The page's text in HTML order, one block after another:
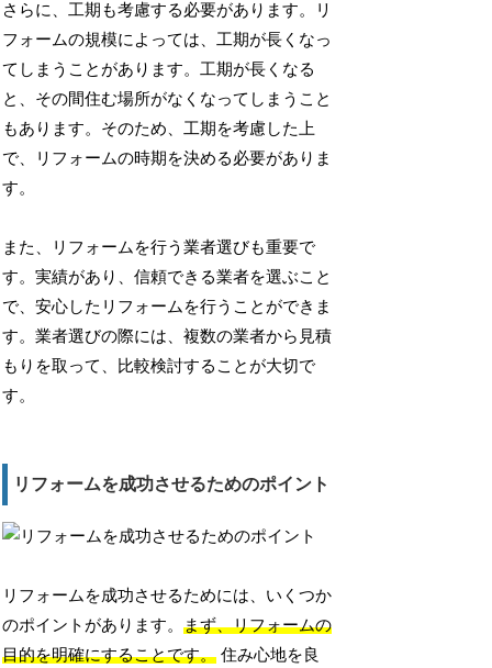
さらに、工期も考慮する必要があります。リ
フォームの規模によっては、工期が長くなっ
てしまうことがあります。工期が長くなる
と、その間住む場所がなくなってしまうこと
もあります。そのため、工期を考慮した上
で、リフォームの時期を決める必要がありま
す。
また、リフォームを行う業者選びも重要で
す。実績があり、信頼できる業者を選ぶこと
で、安心したリフォームを行うことができま
す。業者選びの際には、複数の業者から見積
もりを取って、比較検討することが大切で
す。
リフォームを成功させるためのポイント
リフォームを成功させるためには、いくつか
のポイントがあります。まず、リフォームの
目的を明確にすることです。 住み心地を良